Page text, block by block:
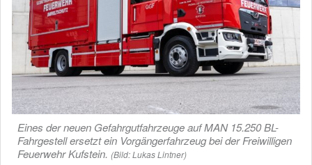
Eines der neuen Gefahrgutfahrzeuge auf MAN 15.250 BL-
Fahrgestell ersetzt ein Vorgängerfahrzeug bei der Freiwilligen
Feuerwehr Kufstein. (Bild: Lukas Lintner)